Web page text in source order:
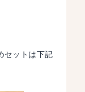
セットは下記